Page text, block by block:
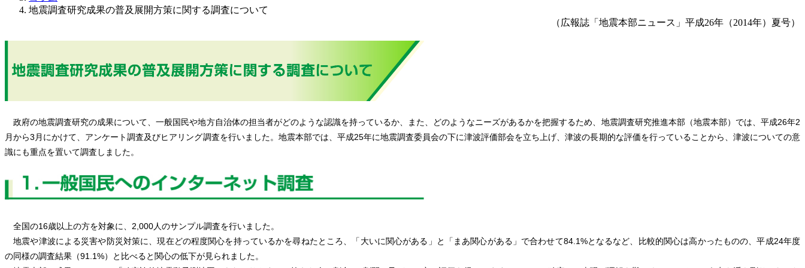
地震調査研究成果の普及展開方策に関する調査について
（広報誌「地震本部ニュース」平成26年（2014年）夏号）
政府の地震調査研究の成果について、一般国民や地方自治体の担当者がどのような認識を持っているか、また、どのようなニーズがあるかを把握するため、地震調査研究推進本部（地震本部）では、平成26年2
月から3月にかけて、アンケート調査及びヒアリング調査を行いました。地震本部では、平成25年に地震調査委員会の下に津波評価部会を立ち上げ、津波の長期的な評価を行っていることから、津波についての意
識にも重点を置いて調査しました。
全国の16歳以上の方を対象に、2,000人のサンプル調査を行いました。
地震や津波による災害や防災対策に、現在どの程度関心を持っているかを尋ねたところ、「大いに関心がある」と「まあ関心がある」で合わせて84.1%となるなど、比較的関心は高かったものの、平成24年度
の同様の調査結果（91.1%）と比べると関心の低下が見られました。